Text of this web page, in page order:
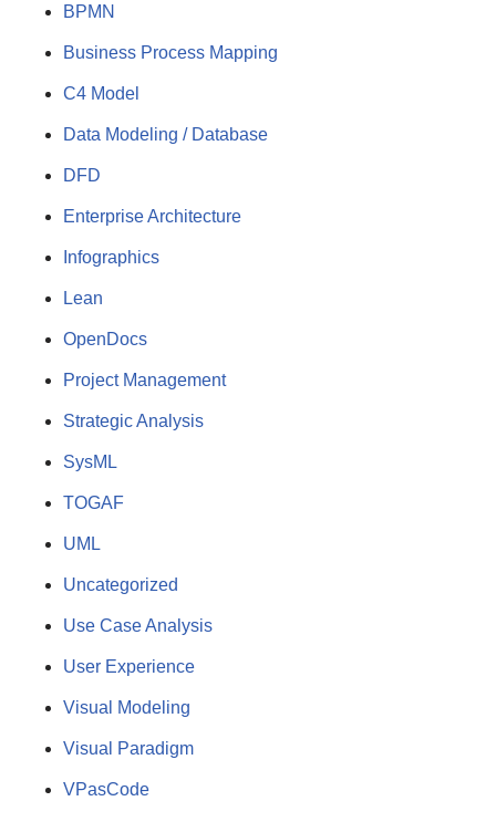
BPMN
Business Process Mapping
C4 Model
Data Modeling / Database
DFD
Enterprise Architecture
Infographics
Lean
OpenDocs
Project Management
Strategic Analysis
SysML
TOGAF
UML
Uncategorized
Use Case Analysis
User Experience
Visual Modeling
Visual Paradigm
VPasCode